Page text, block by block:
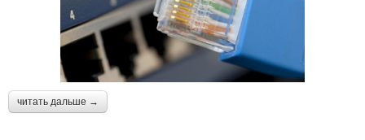
читать дальше →